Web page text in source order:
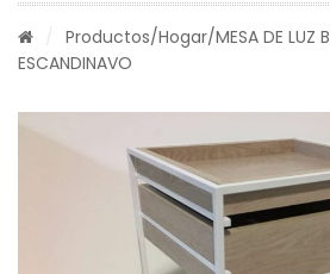
Productos/Hogar/MESA DE LUZ
ESCANDINAVO